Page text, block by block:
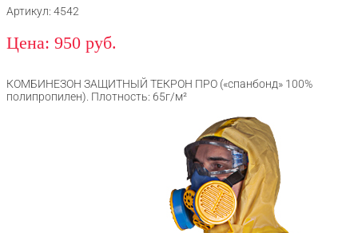
Артикул: 4542
Цена: 950 руб.
КОМБИНЕЗОН ЗАЩИТНЫЙ ТЕКРОН ПРО («cпанбонд» 100%
полипропилен). Плотность: 65г/м²